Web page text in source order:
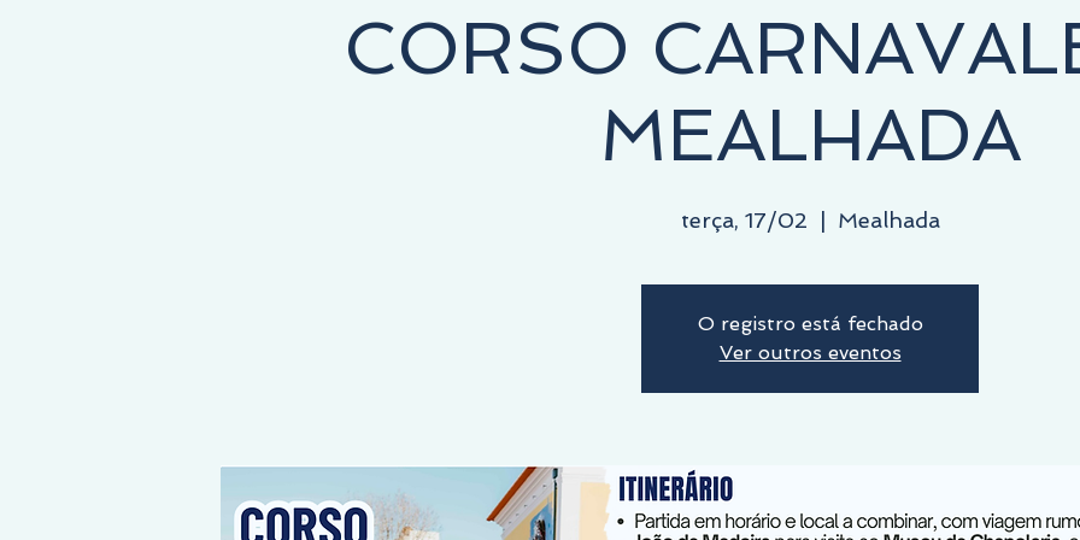
CORSO
MEALHADA
terça, 17/02 Mealhada
O registro está fechado
Ver outros eventos